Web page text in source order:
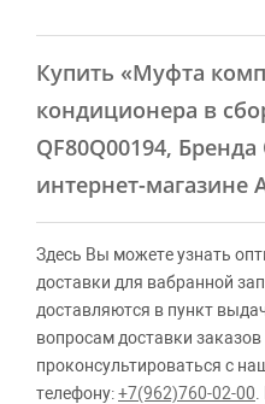
Купить «Муфта
кондиционера в
QF80Q00194, Бренда
интернет-магазине
Здесь Вы можете узнать
доставки для вабранной
доставляются в пункт
вопросам доставки
проконсультироваться с
телефону:+7(962)760-02-00